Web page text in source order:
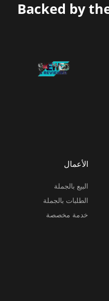
Backed by
الأعمال
البيع بالجملة
الطلبات بالجملة
خدمة مخصصة